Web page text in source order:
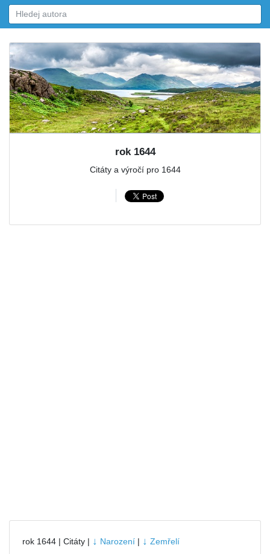
rok 1644
Citáty a výročí pro 1644
rok 1644 | Citáty | ↓ Narození | ↓ Zemřelí